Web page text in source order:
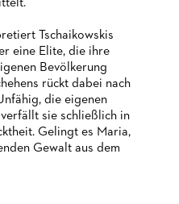
Tschaikowskis
eine Elite, die ihre
Bevölkerung
rückt dabei nach
die eigenen
sie schließlich in
Gelingt es Maria,
Gewalt aus dem